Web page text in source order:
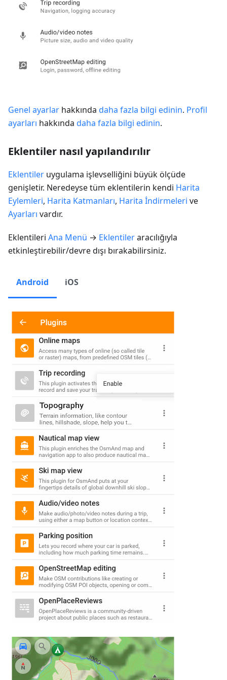
Genel ayarlar hakkında daha fazla bilgi edinin. Profil
ayarları hakkında daha fazla bilgi edinin.
Eklentiler nasıl yapılandırılır
Eklentiler uygulama işlevselliğini büyük ölçüde
genişletir. Neredeyse tüm eklentilerin kendi Harita
Eylemleri, Harita Katmanları, Harita İndirmeleri ve
Ayarları vardır.
Eklentileri Ana Menü → Eklentileraracılığıyla
etkinleştirebilir/devre dışı bırakabilirsiniz.
Android iOS